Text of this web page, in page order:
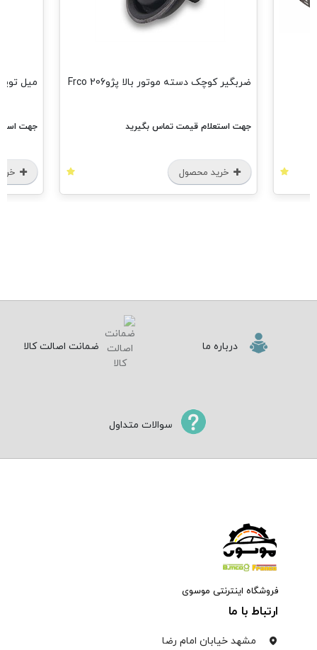
ضربگیر کوچک دسته موتور بالا پژو206 Frco
جهت استعلام قیمت تماس بگیرید
خرید محصول
میل توپی پژو
جهت
درباره ما ضمانت اصالت کالا
سوالات متداول
فروشگاه اینترنتی موسوی
ارتباط با ما
مشهد خیابان امام رضا